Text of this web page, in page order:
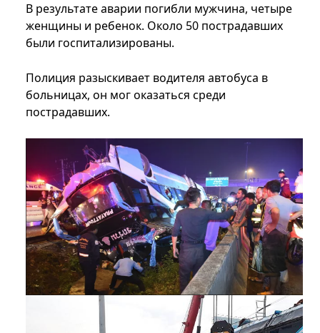
В результате аварии погибли мужчина, четыре
женщины и ребенок. Около 50 пострадавших
были госпитализированы.
Полиция разыскивает водителя автобуса в
больницах, он мог оказаться среди
пострадавших.